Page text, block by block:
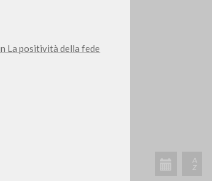
La positività della fede